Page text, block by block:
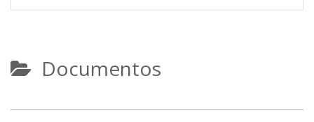
Documentos